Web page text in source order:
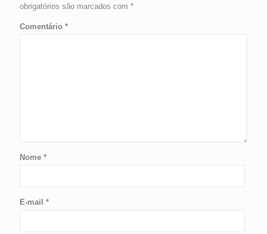
obrigatórios são marcados com *
Comentário *
Nome *
E-mail *